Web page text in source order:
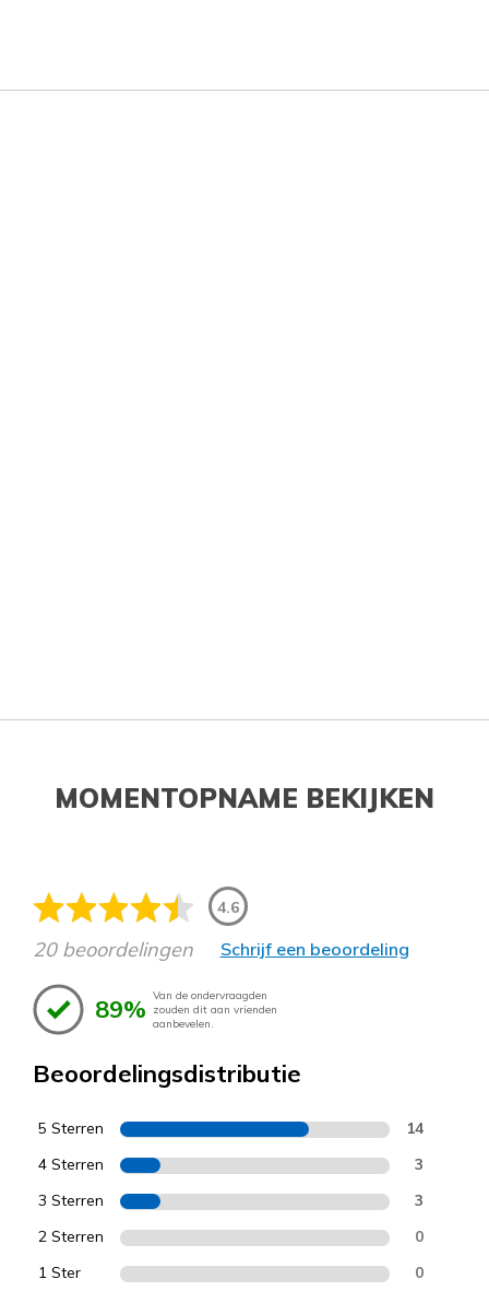
MOMENTOPNAME BEKIJKEN
4.6
20 beoordelingen Schrijf een beoordeling
89% Van de ondervraagden
zouden dit aan vrienden
aanbevelen.
Beoordelingsdistributie
5 Sterren 14
4 Sterren 3
3 Sterren 3
2 Sterren 0
1 Ster 0